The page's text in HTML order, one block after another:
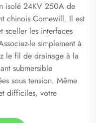
isolé 24KV 250A de
chinois Comewill. Il est
sceller les interfaces
le simplement à
le fil de drainage à la
submersible
sous tension. Même
difficiles, votre